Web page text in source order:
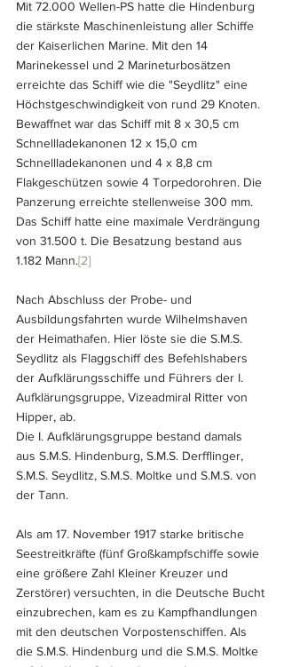
Mit 72.000 Wellen-PS hatte die Hindenburg
die stärkste Maschinenleistung aller Schiffe
der Kaiserlichen Marine. Mit den 14
Marinekessel und 2 Marineturbosätzen
erreichte das Schiff wie die "Seydlitz" eine
Höchstgeschwindigkeit von rund 29 Knoten.
Bewaffnet war das Schiff mit 8 x 30,5 cm
Schnellladekanonen 12 x 15,0 cm
Schnellladekanonen und 4 x 8,8 cm
Flakgeschützen sowie 4 Torpedorohren. Die
Panzerung erreichte stellenweise 300 mm.
Das Schiff hatte eine maximale Verdrängung
von 31.500 t. Die Besatzung bestand aus
1.182 Mann.[2]
Nach Abschluss der Probe- und
Ausbildungsfahrten wurde Wilhelmshaven
der Heimathafen. Hier löste sie die S.M.S.
Seydlitz als Flaggschiff des Befehlshabers
der Aufklärungsschiffe und Führers der I.
Aufklärungsgruppe, Vizeadmiral Ritter von
Hipper, ab.
Die I. Aufklärungsgruppe bestand damals
aus S.M.S. Hindenburg, S.M.S. Derfflinger,
S.M.S. Seydlitz, S.M.S. Moltke und S.M.S. von
der Tann.
Als am 17. November 1917 starke britische
Seestreitkräfte (fünf Großkampfschiffe sowie
eine größere Zahl Kleiner Kreuzer und
Zerstörer) versuchten, in die Deutsche Bucht
einzubrechen, kam es zu Kampfhandlungen
mit den deutschen Vorpostenschiffen. Als
die S.M.S. Hindenburg und die S.M.S. Moltke